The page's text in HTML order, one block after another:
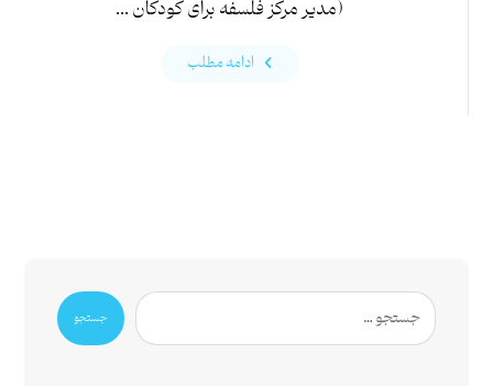
(مدیر مرکز فلسفه برای کودکان ...
ادامه مطلب
جستجو